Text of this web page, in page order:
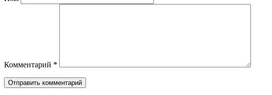
Комментарий *